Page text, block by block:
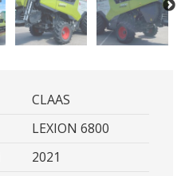
CLAAS
LEXION 6800
2021